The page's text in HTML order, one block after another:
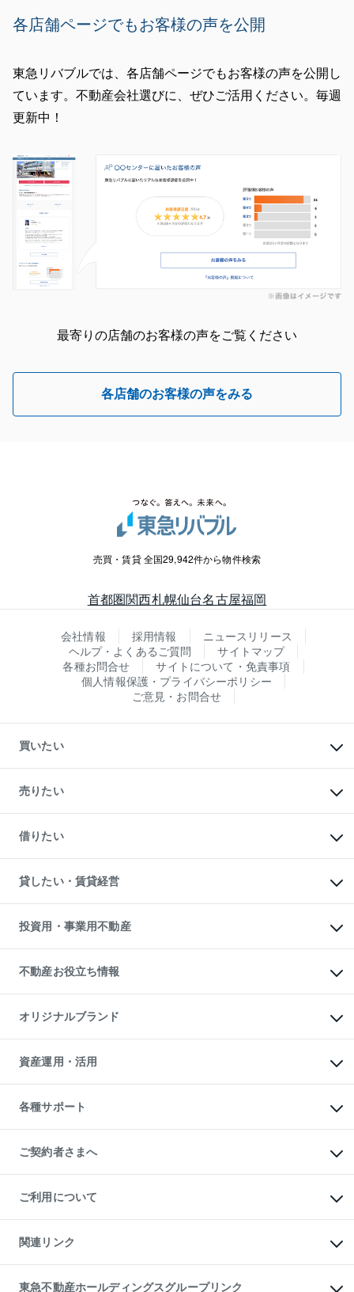
各店舗ページでもお客様の声を公開
東急リバブルでは、各店舗ページでもお客様の声を公開し
ています。不動産会社選びに、ぜひご活用ください。毎週
更新中！
最寄りの店舗のお客様の声をご覧ください
各店舗のお客様の声をみる
売買・賃貸 全国29,942件から物件検索
首都圏関西札幌仙台名古屋福岡
会社情報 採用情報
ニュースリリース
ヘルプ・よくあるご質問
サイトマップ
各種お問合せ
サイトについて・免責事項
個人情報保護・プライバシーポリシー
ご意見・お問合せ
買いたい
新築・分譲マンションの購入
中古マンションの購入
一戸建ての購入
中古一戸建ての購入
不動産購入の流れ
注目キーワード物件特集
購入ガイド
English 繁体中文簡体中文
売りたい
一戸建ての売却・査定
土地の売却・査定
スピードAI査定
不動産査定について
不動産売却の流れ
不動産買換えの流れ
売却ガイド
借りたい
オフィス・店舗の賃貸
借りるときの流れ
借りるガイド
貸したい・賃貸経営
マンション賃料データ
賃貸管理プラン
リロケーションについて
貸すガイド
投資用・事業用不動産
事業用不動産
マンション投資
投資用マンション
アパート経営
収益物件
ビル購入（ビル一棟）
投資用不動産の売却査定
事業用不動産の売却査定
不動産お役立ち情報
マンションライブラリー
人気マンションランキング
暮らしに役立つ不動産メディア
不動産相場・不動産価格情報
不動産コラム・ニュース
不動産用語集
不動産なんでもネット相談室
住まいの税金
オリジナルブランド
一棟リノベーションマンション
L`GENTE（ルジェンテ）
区分リノベーションマンション
投資用一棟レジデンスWELL
不動産小口投資
LEGACIA（レガシア）
資産運用・活用
不動産M&A
アセットマネジメント・出資
各種サポート
相続サポート
リフォームサポート
ご契約者さまへ
ご紹介・再契約特典
入居者様専用-各種ご案内（賃貸）
東急こすもす会「こすもすWeb」
ご利用について
金融商品取引について
東急リバブル ソーシャルメディアポリシー
ご意見・お問い合わせ（金融商品取引専用の相談・お問い合わせ窓口）
ダイレクトメール（郵送物）・Eメールなどの送付停止について
関連リンク
これからご結婚される方に東急百貨店のブライダルクラブ
東急不動産ホールディングスグループリンク